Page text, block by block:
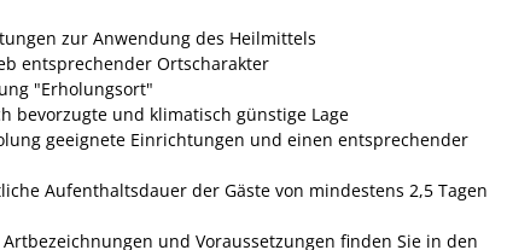
zur Anwendung des Heilmittels
entsprechender Ortscharakter
"Erholungsort"
bevorzugte und klimatisch günstige Lage
geeignete Einrichtungen und einen entsprechender
Aufenthaltsdauer der Gäste von mindestens 2,5 Tagen
und Voraussetzungen finden Sie in den